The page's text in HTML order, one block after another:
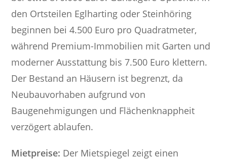
den Ortsteilen Eglharting oder Steinhöring
beginnen bei 4.500 Euro pro Quadratmeter,
während Premium-Immobilien mit Garten und
moderner Ausstattung bis 7.500 Euro klettern.
Der Bestand an Häusern ist begrenzt, da
Neubauvorhaben aufgrund von
Baugenehmigungen und Flächenknappheit
verzögert ablaufen.
Mietpreise: Der Mietspiegel zeigt einen